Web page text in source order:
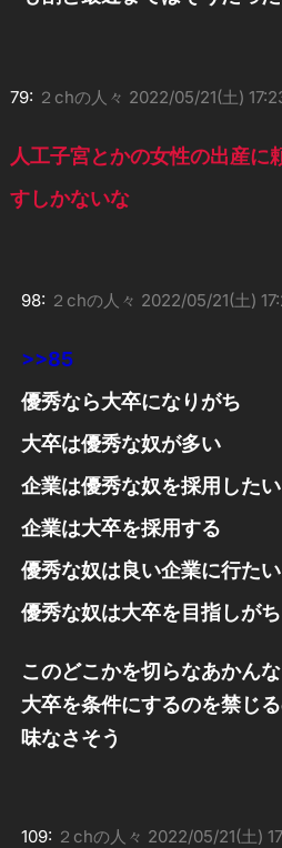
79: ２chの人々 2022/05/21(土)
人工子宮とかの女性の出産に
すしかないな
98: ２chの人々 2022/05/21(土)
>>85
優秀なら大卒になりがち
大卒は優秀な奴が多い
企業は優秀な奴を採用したい
企業は大卒を採用する
優秀な奴は良い企業に行たい
優秀な奴は大卒を目指しがち
このどこかを切らなあかんな
大卒を条件にするのを禁じ
味なさそう
109: ２chの人々 2022/05/21(土)